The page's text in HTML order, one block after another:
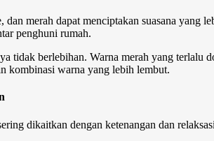
merah dapat menciptakan suasana
penghuni rumah.
tidak berlebihan. Warna merah yang terlalu
kombinasi warna yang lebih lembut.
dikaitkan dengan ketenangan dan